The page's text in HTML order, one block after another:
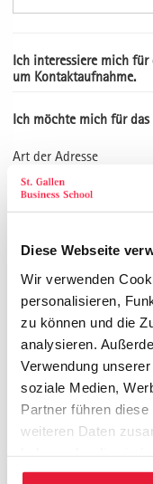
Diese Webseite
Wir verwenden
personalisieren,
zu können und die
analysieren.
Verwendung
soziale Medien,
Partner führen
weiteren Daten
gesammelt haben.
Ich interessiere mich
um Kontaktaufnahme.
Ich möchte mich für
Art der Adresse
Kontaktdaten
Anrede*
Titel
Vorname*
Nachname*
Geburtsdatum
E-Mail*